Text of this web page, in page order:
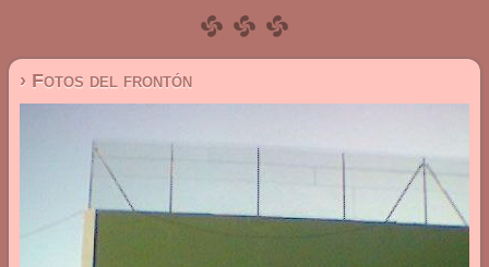
› Fotos del frontón